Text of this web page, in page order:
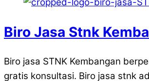
Biro Jasa Stnk
Biro jasa STNK Kembangan
gratis konsultasi. Biro jasa stnk